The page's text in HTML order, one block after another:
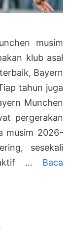
musim
klub asal
Bayern
tahun juga
Munchen
pergerakan
musim 2026-
sesekali
aktif … Baca